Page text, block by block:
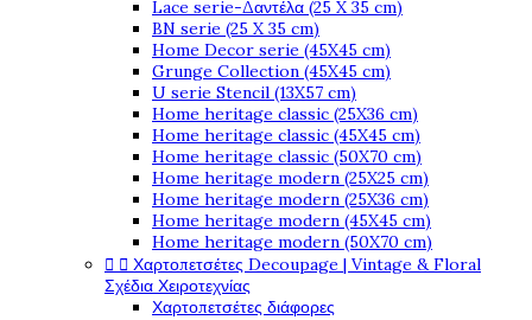
Lace serie-Δαντέλα (25 X 35 cm)
BN serie (25 X 35 cm)
Home Decor serie (45X45 cm)
Grunge Collection (45X45 cm)
U serie Stencil (13X57 cm)
Home heritage classic (25X36 cm)
Home heritage classic (45X45 cm)
Home heritage classic (50X70 cm)
Home heritage modern (25X25 cm)
Home heritage modern (25X36 cm)
Home heritage modern (45X45 cm)
Home heritage modern (50X70 cm)
  Χαρτοπετσέτες Decoupage | Vintage & Floral
Σχέδια Χειροτεχνίας
Χαρτοπετσέτες διάφορες